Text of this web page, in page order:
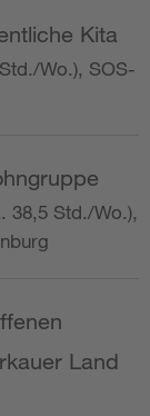
Kita
Wo.), SOS-
38,5 Std./Wo.),
Land